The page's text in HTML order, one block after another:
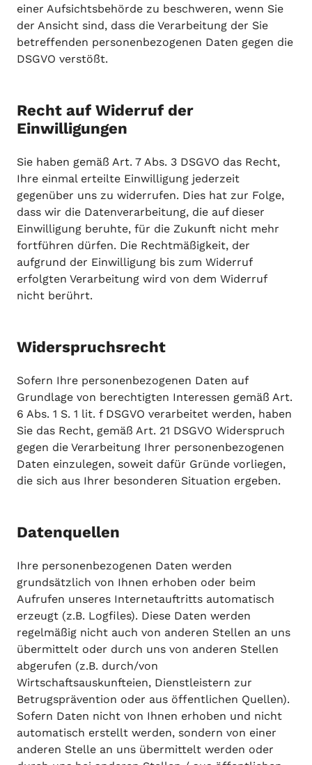
einer Aufsichtsbehörde zu beschweren, wenn Sie
der Ansicht sind, dass die Verarbeitung der Sie
betreffenden personenbezogenen Daten gegen die
DSGVO verstößt.
Recht auf Widerruf der
Einwilligungen
Sie haben gemäß Art. 7 Abs. 3 DSGVO das Recht,
Ihre einmal erteilte Einwilligung jederzeit
gegenüber uns zu widerrufen. Dies hat zur Folge,
dass wir die Datenverarbeitung, die auf dieser
Einwilligung beruhte, für die Zukunft nicht mehr
fortführen dürfen. Die Rechtmäßigkeit, der
aufgrund der Einwilligung bis zum Widerruf
erfolgten Verarbeitung wird von dem Widerruf
nicht berührt.
Widerspruchsrecht
Sofern Ihre personenbezogenen Daten auf
Grundlage von berechtigten Interessen gemäß Art.
6 Abs. 1 S. 1 lit. f DSGVO verarbeitet werden, haben
Sie das Recht, gemäß Art. 21 DSGVO Widerspruch
gegen die Verarbeitung Ihrer personenbezogenen
Daten einzulegen, soweit dafür Gründe vorliegen,
die sich aus Ihrer besonderen Situation ergeben.
Datenquellen
Ihre personenbezogenen Daten werden
grundsätzlich von Ihnen erhoben oder beim
Aufrufen unseres Internetauftritts automatisch
erzeugt (z.B. Logfiles). Diese Daten werden
regelmäßig nicht auch von anderen Stellen an uns
übermittelt oder durch uns von anderen Stellen
abgerufen (z.B. durch/von
Wirtschaftsauskunfteien, Dienstleistern zur
Betrugsprävention oder aus öffentlichen Quellen).
Sofern Daten nicht von Ihnen erhoben und nicht
automatisch erstellt werden, sondern von einer
anderen Stelle an uns übermittelt werden oder